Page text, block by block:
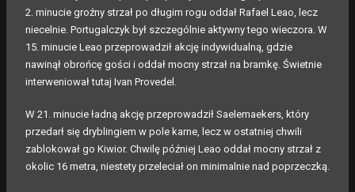
2. minucie groźny strzał po długim rogu oddał Rafael Leao, lecz
niecelnie. Portugalczyk był szczególnie aktywny tego wieczora. W
15. minucie Leao przeprowadził akcję indywidualną, gdzie
nawinął obrońcę gości i oddał mocny strzał na bramkę. Świetnie
interweniował tutaj Ivan Provedel.
W 21. minucie ładną akcję przeprowadził Saelemaekers, który
przedarł się dryblingiem w pole karne, lecz w ostatniej chwili
zablokował go Kiwior. Chwilę później Leao oddał mocny strzał z
okolic 16 metra, niestety przeleciał on minimalnie nad poprzeczką.